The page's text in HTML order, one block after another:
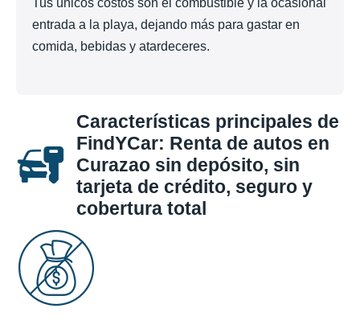
Tus únicos costos son el combustible y la ocasional
entrada a la playa, dejando más para gastar en
comida, bebidas y atardeceres.
Características principales de
FindYCar: Renta de autos en
Curazao sin depósito, sin
tarjeta de crédito, seguro y
cobertura total